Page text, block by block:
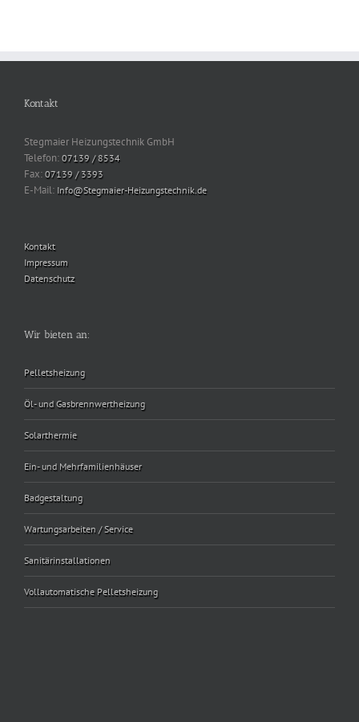
Kontakt
Stegmaier Heizungstechnik GmbH
Telefon: 07139 / 8534
Fax: 07139 / 3393
E-Mail: Info@Stegmaier-Heizungstechnik.de
Kontakt
Impressum
Datenschutz
Wir bieten an:
Pelletsheizung
Öl- und Gasbrennwertheizung
Solarthermie
Ein- und Mehrfamilienhäuser
Badgestaltung
Wartungsarbeiten / Service
Sanitärinstallationen
Vollautomatische Pelletsheizung